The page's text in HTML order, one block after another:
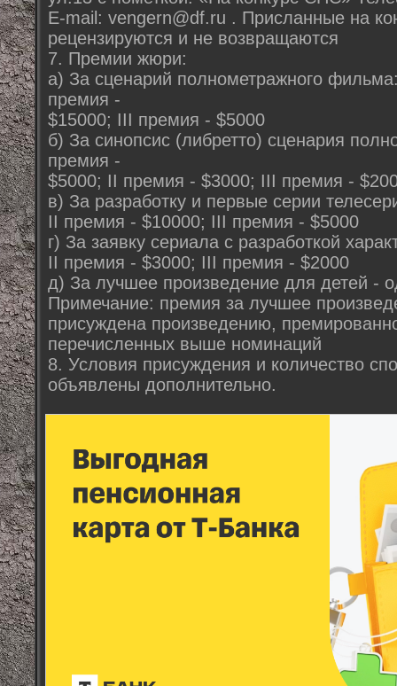
E-mail: vengern@df.ru . Присланные на
рецензируются и не возвращаются
7. Премии жюри:
а) За сценарий полнометражного
премия -
$15000; III премия - $5000
б) За синопсис (либретто) сценария
премия -
$5000; II премия - $3000; III премия -
в) За разработку и первые серии
II премия - $10000; III премия - $5000
г) За заявку сериала с разработкой
II премия - $3000; III премия - $2000
д) За лучшее произведение для детей -
Примечание: премия за лучшее
присуждена произведению,
перечисленных выше номинаций
8. Условия присуждения и количество
объявлены дополнительно.